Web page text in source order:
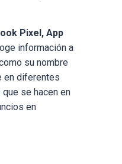
Pixel, App
información a
su nombre
en diferentes
se hacen en
en